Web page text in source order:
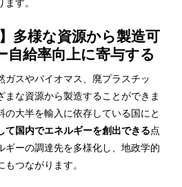
多様な資源から製造可
自給率向上に寄与する
ガスやバイオマス、廃プラスチッ
まな資源から製造することができま
大半を輸入に依存している国にと
て国内でエネルギーを創出できる点
ギーの調達先を多様化し、地政学的
つながります。